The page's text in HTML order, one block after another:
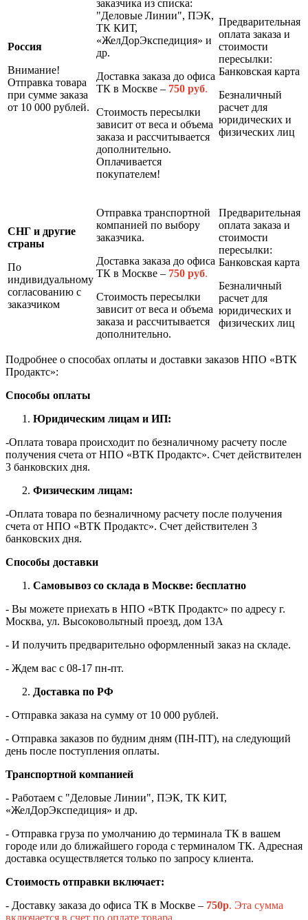
Россия
Внимание!
Отправка товара
при сумме заказа
от 10 000 рублей.
заказчика из списка:
"Деловые Линии", ПЭК,
ТК КИТ,
«ЖелДорЭкспедиция» и
др.
Доставка заказа до офиса
ТК в Москве – 750 руб.
Стоимость пересылки
зависит от веса и объема
заказа и рассчитывается
дополнительно.
Оплачивается
покупателем!
Предварительная
оплата заказа и
стоимости
пересылки:
Банковская карта
Безналичный
расчет для
юридических и
физических лиц
СНГ и другие
страны
По
индивидуальному
согласованию с
заказчиком
Отправка транспортной
компанией по выбору
заказчика.
Доставка заказа до офиса
ТК в Москве – 750 руб.
Стоимость пересылки
зависит от веса и объема
заказа и рассчитывается
дополнительно.
Предварительная
оплата заказа и
стоимости
пересылки:
Банковская карта
Безналичный
расчет для
юридических и
физических лиц
Подробнее о способах оплаты и доставки заказов НПО «ВТК
Продактс»:
Способы оплаты
Юридическим лицам и ИП:
-Оплата товара происходит по безналичному расчету после
получения счета от НПО «ВТК Продактс». Счет действителен
3 банковских дня.
Физическим лицам:
-Оплата товара по безналичному расчету после получения
счета от НПО «ВТК Продактс». Счет действителен 3
банковских дня.
Способы доставки
Самовывоз со склада в Москве: бесплатно
- Вы можете приехать в НПО «ВТК Продактс» по адресу г.
Москва, ул. Высоковольтный проезд, дом 13А
- И получить предварительно оформленный заказ на складе.
- Ждем вас c 08-17 пн-пт.
Доставка по РФ
- Отправка заказа на сумму от 10 000 рублей.
- Отправка заказов по будним дням (ПН-ПТ), на следующий
день после поступления оплаты.
Транспортной компанией
- Работаем с "Деловые Линии", ПЭК, ТК КИТ,
«ЖелДорЭкспедиция» и др.
- Отправка груза по умолчанию до терминала ТК в вашем
городе или до ближайшего города с терминалом ТК. Адресная
доставка осуществляется только по запросу клиента.
Стоимость отправки включает:
- Доставку заказа до офиса ТК в Москве – 750р. Эта сумма
включается в счет по оплате товара.